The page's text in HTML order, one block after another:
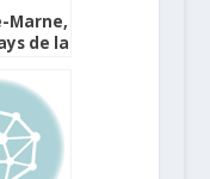
Marne,
de la